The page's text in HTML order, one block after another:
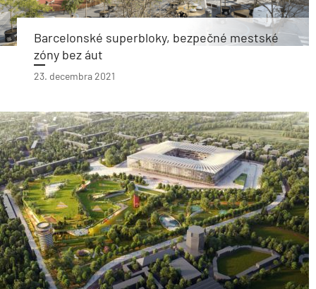
Barcelonské superbloky, bezpečné mestské
zóny bez áut
23. decembra 2021